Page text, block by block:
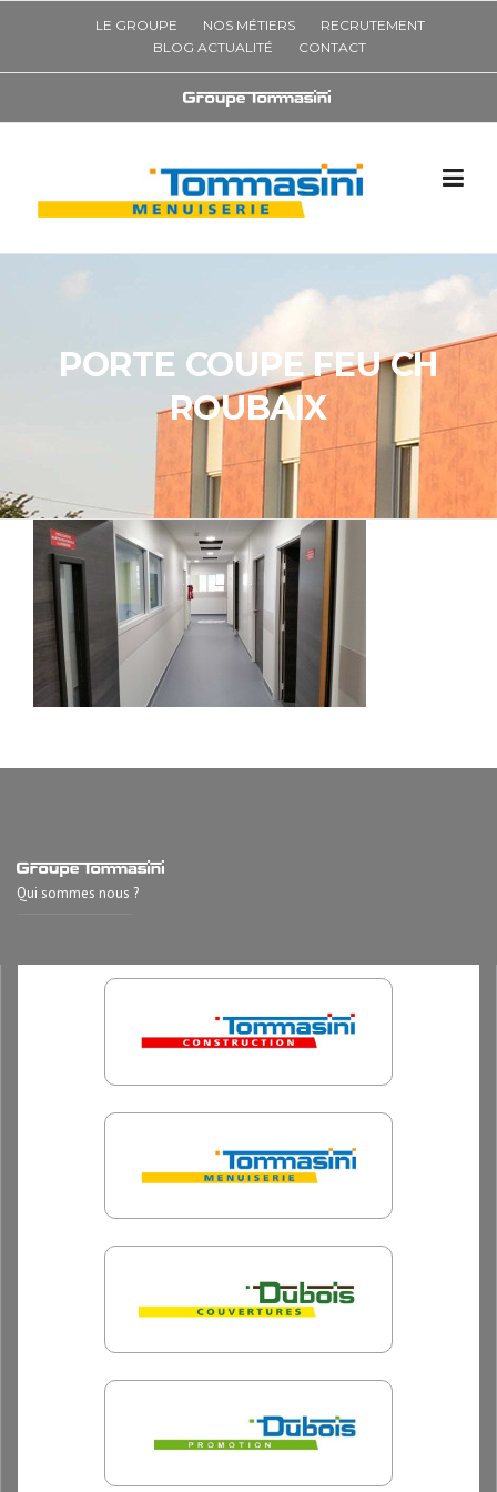
LE GROUPE NOS MÉTIERS
RECRUTEMENT
BLOG ACTUALITÉ
CONTACT
PORTE COUPE FEU CH
ROUBAIX
Qui sommes nous ?